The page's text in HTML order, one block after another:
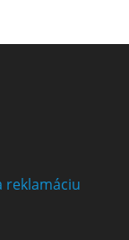
reklamáciu